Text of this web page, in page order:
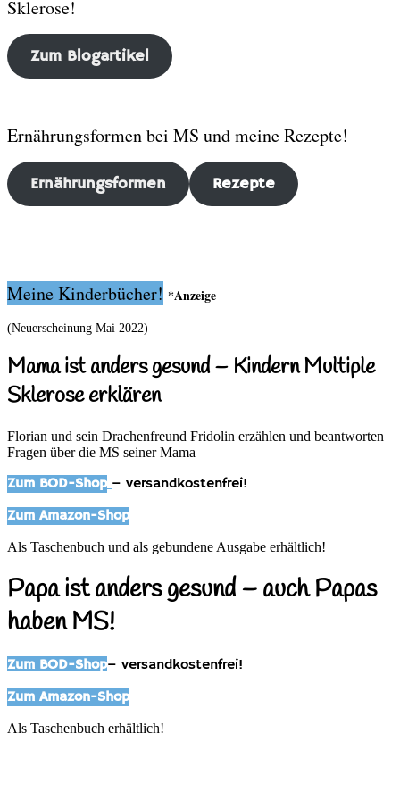
Sklerose!
Zum Blogartikel
Ernährungsformen bei MS und meine Rezepte!
Ernährungsformen Rezepte
Meine Kinderbücher! *Anzeige
(Neuerscheinung Mai 2022)
Mama ist anders gesund – Kindern Multiple
Sklerose erklären
Florian und sein Drachenfreund Fridolin erzählen und beantworten
Fragen über die MS seiner Mama
Zum BOD-Shop – versandkostenfrei!
Zum Amazon-Shop
Als Taschenbuch und als gebundene Ausgabe erhältlich!
Papa ist anders gesund – auch Papas
haben MS!
Zum BOD-Shop– versandkostenfrei!
Zum Amazon-Shop
Als Taschenbuch erhältlich!